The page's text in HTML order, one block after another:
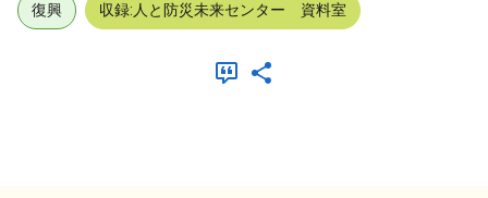
復興 収録:人と防災未来センター 資料室